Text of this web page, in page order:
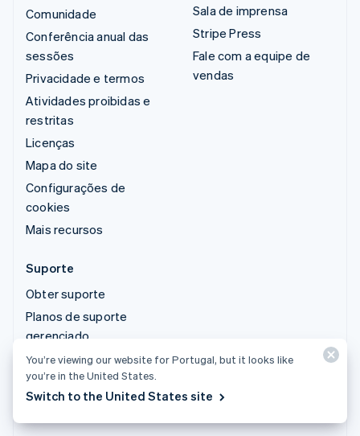
Comunidade
Conferência anual das
sessões
Privacidade e termos
Atividades proibidas e
restritas
Licenças
Mapa do site
Configurações de
cookies
Mais recursos
Sala de imprensa
Stripe Press
Fale com a equipe de
vendas
Suporte
Obter suporte
Planos de suporte
gerenciado
© 2026 Stripe, LLC
You’re viewing our website for Portugal, but it looks like
you’re in the United States.
Switch to the United States site